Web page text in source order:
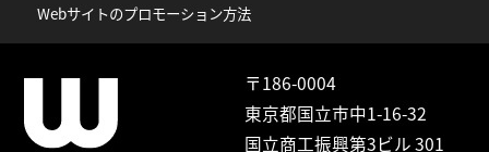
Webサイトのプロモーション方法
〒186-0004
東京都国立市中1-16-32
国立商工振興第3ビル 301